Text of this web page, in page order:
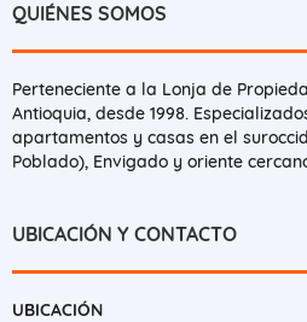
QUIÉNES SOMOS
Perteneciente a la Lonja de
Antioquia, desde 1998.
apartamentos y casas en el
Poblado), Envigado y oriente
UBICACIÓN Y CONTACTO
UBICACIÓN